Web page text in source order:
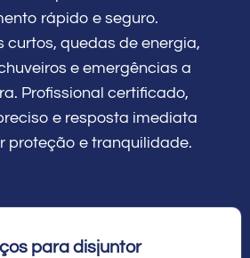
rápido e seguro.
curtos, quedas de energia,
e emergências a
Profissional certificado,
e resposta imediata
proteção e tranquilidade.
para disjuntor